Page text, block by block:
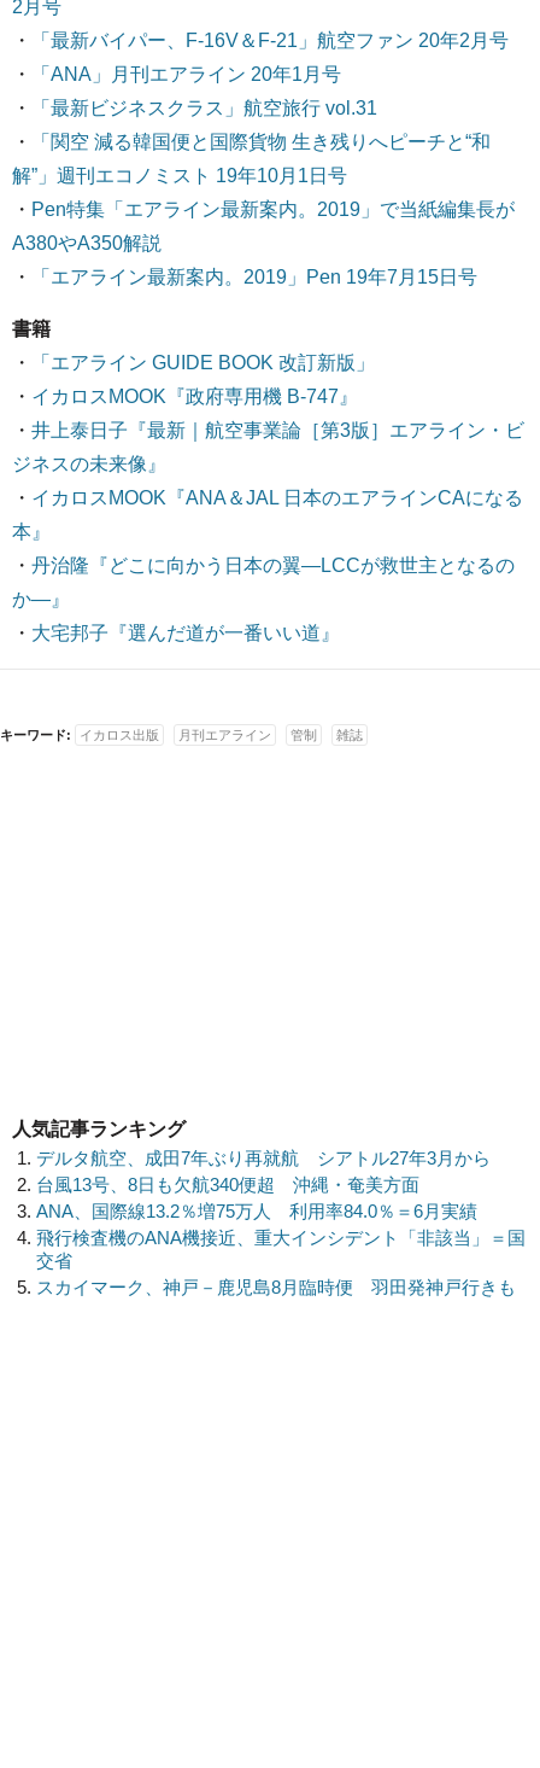
2月号
・
「最新バイパー、F-16V＆F-21」航空ファン 20年2月号
・
「ANA」月刊エアライン 20年1月号
・
「最新ビジネスクラス」航空旅行 vol.31
・
「関空 減る韓国便と国際貨物 生き残りへピーチと“和
解”」週刊エコノミスト 19年10月1日号
・ Pen特集「エアライン最新案内。2019」で当紙編集長が
A380やA350解説
・
「エアライン最新案内。2019」Pen 19年7月15日号
書籍
・
「エアライン GUIDE BOOK 改訂新版」
・ イカロスMOOK『政府専用機 B-747』
・ 井上泰日子『最新｜航空事業論［第3版］エアライン・ビ
ジネスの未来像』
・ イカロスMOOK『ANA＆JAL 日本のエアラインCAになる
本』
・ 丹治隆『どこに向かう日本の翼―LCCが救世主となるの
か―』
・ 大宅邦子『選んだ道が一番いい道』
キーワード: イカロス出版 月刊エアライン 管制 雑誌
人気記事ランキング
デルタ航空、成田7年ぶり再就航 シアトル27年3月から
台風13号、8日も欠航340便超 沖縄・奄美方面
ANA、国際線13.2％増75万人 利用率84.0％＝6月実績
飛行検査機のANA機接近、重大インシデント「非該当」＝国
交省
スカイマーク、神戸－鹿児島8月臨時便 羽田発神戸行きも